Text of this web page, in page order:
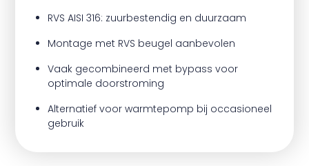
RVS AISI 316: zuurbestendig en duurzaam
Montage met RVS beugel aanbevolen
Vaak gecombineerd met bypass voor
optimale doorstroming
Alternatief voor warmtepomp bij occasioneel
gebruik